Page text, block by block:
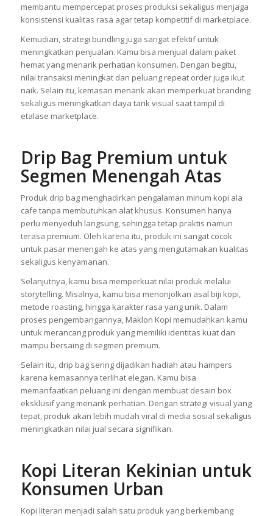
membantu mempercepat proses produksi sekaligus menjaga
konsistensi kualitas rasa agar tetap kompetitif di marketplace.
Kemudian, strategi bundling juga sangat efektif untuk
meningkatkan penjualan. Kamu bisa menjual dalam paket
hemat yang menarik perhatian konsumen. Dengan begitu,
nilai transaksi meningkat dan peluang repeat order juga ikut
naik. Selain itu, kemasan menarik akan memperkuat branding
sekaligus meningkatkan daya tarik visual saat tampil di
etalase marketplace.
Drip Bag Premium untuk
Segmen Menengah Atas
Produk drip bag menghadirkan pengalaman minum kopi ala
cafe tanpa membutuhkan alat khusus. Konsumen hanya
perlu menyeduh langsung, sehingga tetap praktis namun
terasa premium. Oleh karena itu, produk ini sangat cocok
untuk pasar menengah ke atas yang mengutamakan kualitas
sekaligus kenyamanan.
Selanjutnya, kamu bisa memperkuat nilai produk melalui
storytelling. Misalnya, kamu bisa menonjolkan asal biji kopi,
metode roasting, hingga karakter rasa yang unik. Dalam
proses pengembangannya, Maklon Kopi memudahkan kamu
untuk merancang produk yang memiliki identitas kuat dan
mampu bersaing di segmen premium.
Selain itu, drip bag sering dijadikan hadiah atau hampers
karena kemasannya terlihat elegan. Kamu bisa
memanfaatkan peluang ini dengan membuat desain box
eksklusif yang menarik perhatian. Dengan strategi visual yang
tepat, produk akan lebih mudah viral di media sosial sekaligus
meningkatkan nilai jual secara signifikan.
Kopi Literan Kekinian untuk
Konsumen Urban
Kopi literan menjadi salah satu produk yang berkembang